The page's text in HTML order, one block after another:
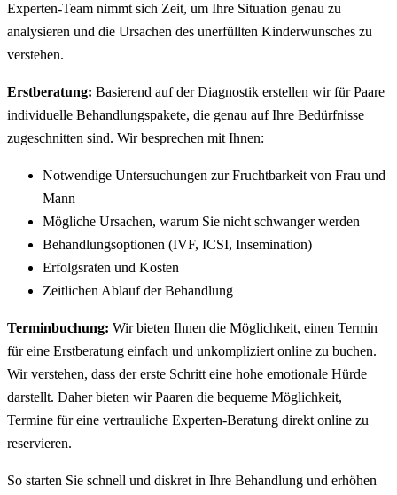
Experten-Team nimmt sich Zeit, um Ihre Situation genau zu
analysieren und die Ursachen des unerfüllten Kinderwunsches zu
verstehen.
Erstberatung: Basierend auf der Diagnostik erstellen wir für Paare
individuelle Behandlungspakete, die genau auf Ihre Bedürfnisse
zugeschnitten sind. Wir besprechen mit Ihnen:
Notwendige Untersuchungen zur Fruchtbarkeit von Frau und
Mann
Mögliche Ursachen, warum Sie nicht schwanger werden
Behandlungsoptionen (IVF, ICSI, Insemination)
Erfolgsraten und Kosten
Zeitlichen Ablauf der Behandlung
Terminbuchung: Wir bieten Ihnen die Möglichkeit, einen Termin
für eine Erstberatung einfach und unkompliziert online zu buchen.
Wir verstehen, dass der erste Schritt eine hohe emotionale Hürde
darstellt. Daher bieten wir Paaren die bequeme Möglichkeit,
Termine für eine vertrauliche Experten-Beratung direkt online zu
reservieren.
So starten Sie schnell und diskret in Ihre Behandlung und erhöhen